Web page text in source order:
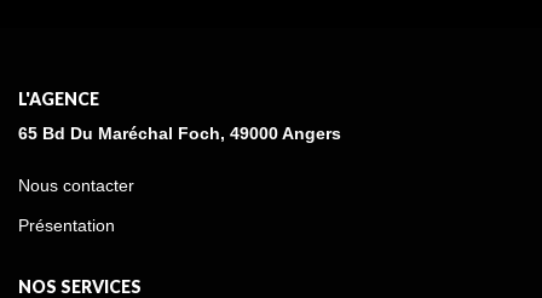
L'AGENCE
65 Bd Du Maréchal Foch, 49000 Angers
Nous contacter
Présentation
NOS SERVICES